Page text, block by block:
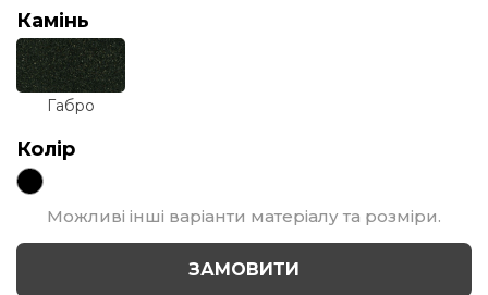
Камінь
Габро
Колір
Можливі інші варіанти матеріалу та розміри.
ЗАМОВИТИ